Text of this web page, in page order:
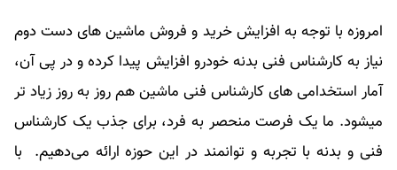
امروزه با توجه به افزایش خرید و فروش ماشین های دست دوم
نیاز به کارشناس فنی بدنه خودرو افزایش پیدا کرده و در پی آن،
آمار استخدامی های کارشناس فنی ماشین هم روز به روز زیاد تر
میشود. ما یک فرصت منحصر به فرد، برای جذب یک کارشناس
فنی و بدنه با تجربه و توانمند در این حوزه ارائه می‌دهیم. با